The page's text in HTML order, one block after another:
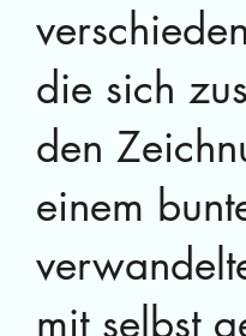
die sich
den
einem
mit selbst